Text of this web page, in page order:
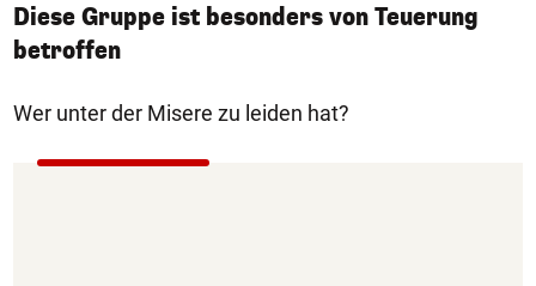
Diese Gruppe ist besonders von Teuerung
betroffen
Wer unter der Misere zu leiden hat?